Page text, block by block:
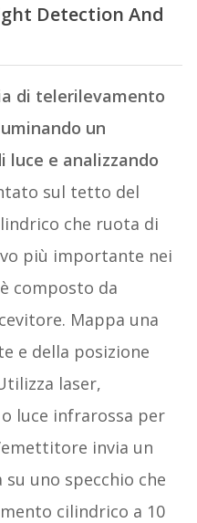
Detection And
di telerilevamento
un
luce e analizzando
sul tetto del
che ruota di
più importante nei
composto da
Mappa una
e della posizione
laser,
luce infrarossa per
invia un
uno specchio che
cilindrico a 10